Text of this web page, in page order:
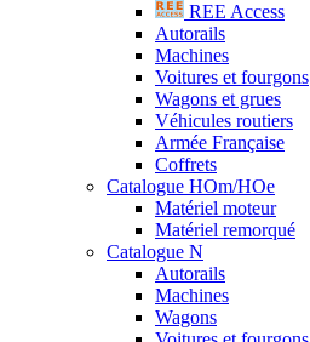
REE Access
Autorails
Machines
Voitures et fourgons
Wagons et grues
Véhicules routiers
Armée Française
Coffrets
Catalogue HOm/HOe
Matériel moteur
Matériel remorqué
Catalogue N
Autorails
Machines
Wagons